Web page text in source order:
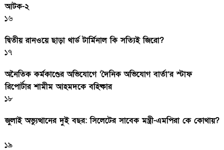
আটক-২
১৬
দ্বিতীয় রানওয়ে ছাড়া থার্ড টার্মিনাল কি সত্যিই জিরো?
১৭
অনৈতিক কর্মকাণ্ডের অভিযোগে ‘দৈনিক অভিযোগ বার্তা’র স্টাফ
রিপোর্টার শামীম আহমদকে বহিষ্কার
১৮
জুলাই অভ্যুত্থানের দুই বছর: সিলেটের সাবেক মন্ত্রী-এমপিরা কে কোথায়?
১৯